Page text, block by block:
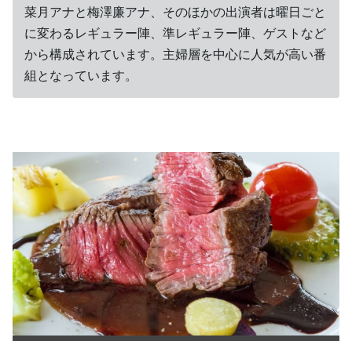
菜月アナと梅澤廉アナ、そのほかの出演者は曜日ごと
に変わるレギュラー陣、準レギュラー陣、ゲストなど
から構成されています。主婦層を中心に人気が高い番
組となっています。